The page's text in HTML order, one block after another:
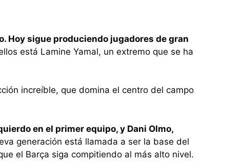
Hoy sigue produciendo jugadores de gran
está Lamine Yamal, un extremo que se ha
increíble, que domina el centro del campo
en el primer equipo, y Dani Olmo,
generación está llamada a ser la base del
el Barça siga compitiendo al más alto nivel.